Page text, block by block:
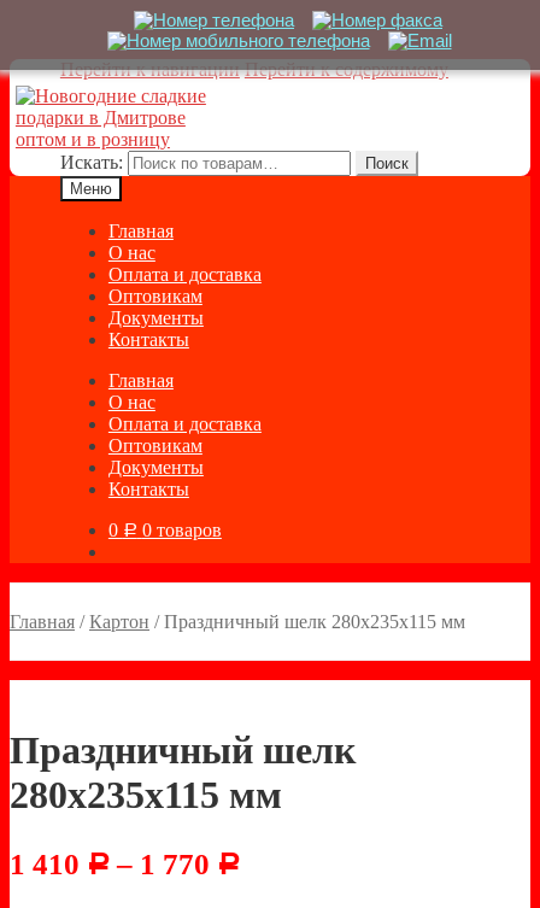
Перейти к навигации Перейти к содержимому
Искать:
Поиск
Меню
Главная
О нас
Оплата и доставка
Оптовикам
Документы
Контакты
Главная
О нас
Оплата и доставка
Оптовикам
Документы
Контакты
0 Р 0 товаров
Главная /Картон /Праздничный шелк 280х235х115 мм
Праздничный шелк
280х235х115 мм
1 410 Р – 1 770 Р